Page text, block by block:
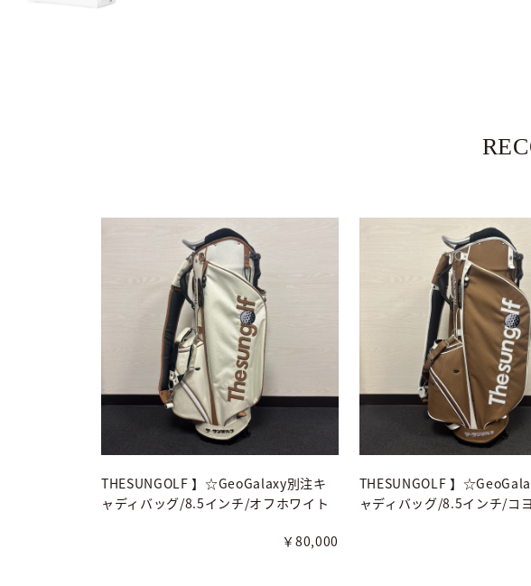
THESUNGOLF 】☆GeoGalaxy別注キ
ャディバッグ/8.5インチ/オフホワイト
￥80,000
THESUNGOLF 】
ャディバッグ/8.5インチ/コ